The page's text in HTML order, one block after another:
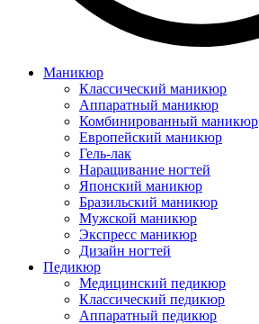
Маникюр
Классический маникюр
Аппаратный маникюр
Комбинированный маникюр
Европейский маникюр
Гель-лак
Наращивание ногтей
Японский маникюр
Бразильский маникюр
Мужской маникюр
Экспресс маникюр
Дизайн ногтей
Педикюр
Медицинский педикюр
Классический педикюр
Аппаратный педикюр